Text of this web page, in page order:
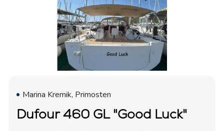
Marina Kremik, Primosten
Dufour 460 GL "Good Luck"